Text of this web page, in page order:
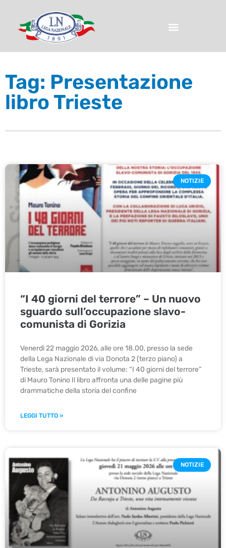
Tag: Presentazione
libro Trieste
NOTIZIE
“I 40 giorni del terrore” – Un nuovo
sguardo sull’occupazione slavo-
comunista di Gorizia
Venerdì 22 maggio 2026, alle ore 18.00, presso la sede
della Lega Nazionale di via Donota 2 (terzo piano) a
Trieste, sarà presentato il volume: “I 40 giorni del terrore”
di Mauro Tonino Il libro affronta una delle pagine più
drammatiche della storia del confine
LEGGI TUTTO »
NOTIZIE